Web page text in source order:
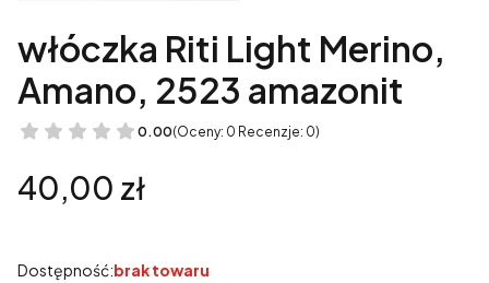
włóczka Riti Light Merino,
Amano, 2523 amazonit
0.00(Oceny: 0 Recenzje: 0)
Cena
40,00 zł
Dostępność:brak towaru